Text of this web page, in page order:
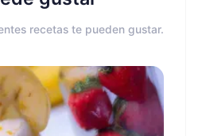
recetas te pueden gustar.